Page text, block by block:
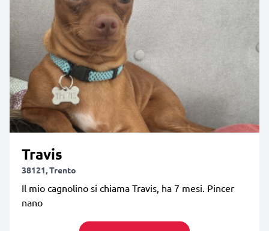
Travis
38121, Trento
Il mio cagnolino si chiama Travis, ha 7 mesi. Pincer
nano